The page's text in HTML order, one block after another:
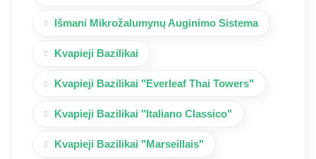
Išmani Mikrožalumynų Auginimo Sistema
Kvapieji Bazilikai
Kvapieji Bazilikai "Everleaf Thai Towers"
Kvapieji Bazilikai "Italiano Classico"
Kvapieji Bazilikai "Marseillais"